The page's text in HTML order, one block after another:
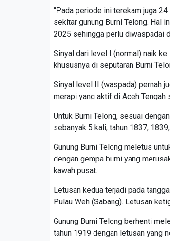
“Pada periode ini terekam juga
sekitar gunung Burni Telong. Hal
2025 sehingga perlu diwaspadai
Sinyal dari level I (normal) naik
khususnya di seputaran Burni
Sinyal level II (waspada) pernah
merapi yang aktif di Aceh Tengah
Untuk Burni Telong, sesuai
sebanyak 5 kali, tahun 1837,
Gunung Burni Telong meletus
dengan gempa bumi yang
kawah pusat.
Letusan kedua terjadi pada
Pulau Weh (Sabang). Letusan
Gunung Burni Telong berhenti
tahun 1919 dengan letusan yang